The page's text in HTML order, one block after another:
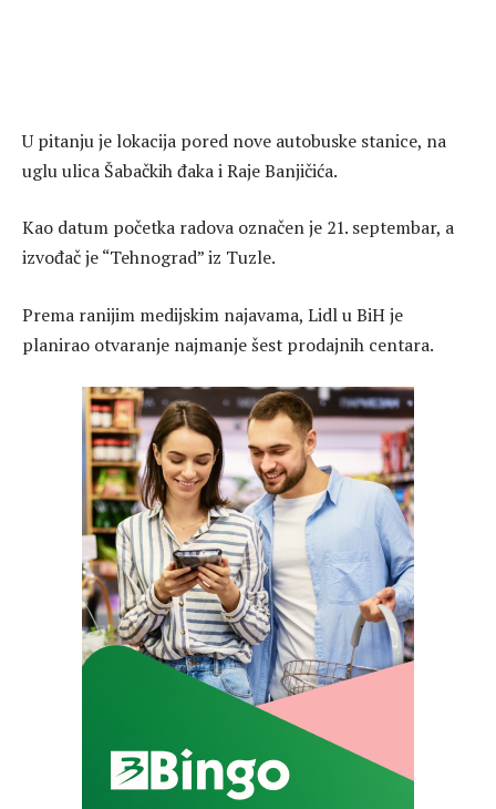
U pitanju je lokacija pored nove autobuske stanice, na
uglu ulica Šabačkih đaka i Raje Banjičića.
Kao datum početka radova označen je 21. septembar, a
izvođač je “Tehnograd” iz Tuzle.
Prema ranijim medijskim najavama, Lidl u BiH je
planirao otvaranje najmanje šest prodajnih centara.